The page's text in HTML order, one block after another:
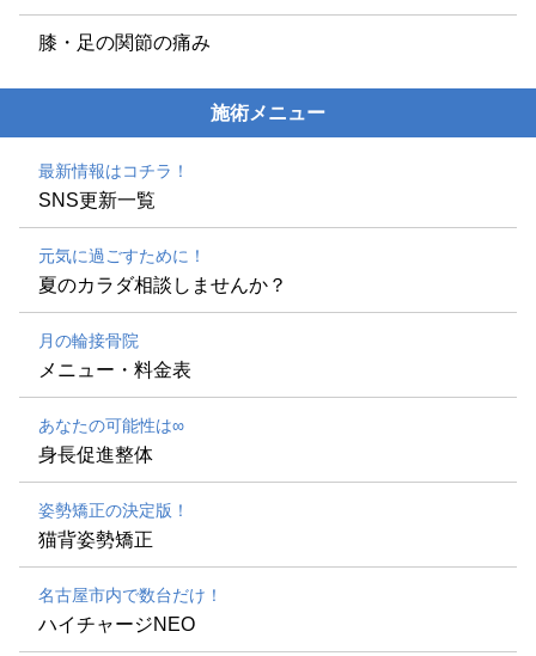
膝・足の関節の痛み
施術メニュー
最新情報はコチラ！
SNS更新一覧
元気に過ごすために！
夏のカラダ相談しませんか？
月の輪接骨院
メニュー・料金表
あなたの可能性は∞
身長促進整体
姿勢矯正の決定版！
猫背姿勢矯正
名古屋市内で数台だけ！
ハイチャージNEO